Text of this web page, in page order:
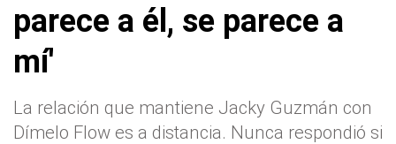
parece a él, se parece a
mí'
La relación que mantiene Jacky Guzmán con
Dímelo Flow es a distancia. Nunca respondió si